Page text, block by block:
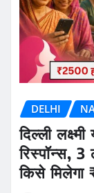
DELHI
दिल्ली
रिस्पॉन्स,
किसे